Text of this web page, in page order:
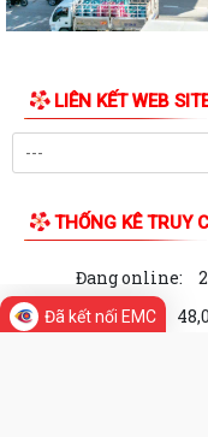
tặng quà các gia đình
của Đảng 6 tháng đầu năm,
Uỷ ban nhân dân phường
Phường Hồng An hướng
Hải Phòng”.
UỶ BAN NHÂN DÂN
DÂNG HƯƠNG, THẮP NẾN
LIÊN KẾT WEB
THỐNG KÊ TRUY
Đang online:
Trong tuần:
Đã kết nối EMC